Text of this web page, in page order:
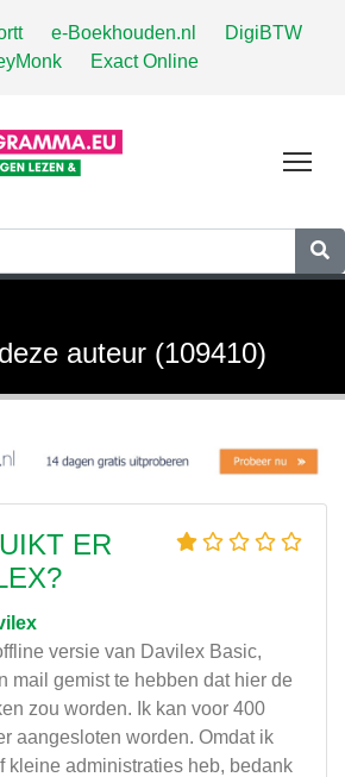
e-Boekhouden.nl
DigiBTW
Exact Online
auteur (109410)
ER
versie van Davilex Basic,
mail gemist te hebben dat hier de
zou worden. Ik kan voor 400
aangesloten worden. Omdat ik
kleine administraties heb, bedank